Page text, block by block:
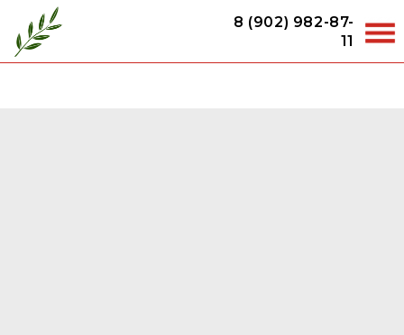
8 (902) 982-87-
11